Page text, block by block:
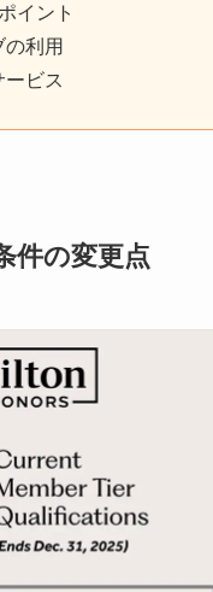
イント
利用
ビス
件の変更点